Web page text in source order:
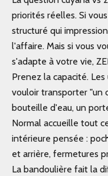
priorités réelles. Si
structuré qui
l'affaire. Mais si vous
s'adapte à votre vie,
Prenez la capacité.
vouloir transporter "un
bouteille d'eau, un
Normal accueille tout
intérieure pensée :
et arrière, fermetures
La bandoulière fait la